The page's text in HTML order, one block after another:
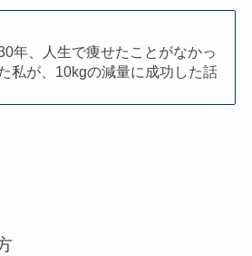
年、人生で痩せたことがなかっ
私が、10kgの減量に成功した話